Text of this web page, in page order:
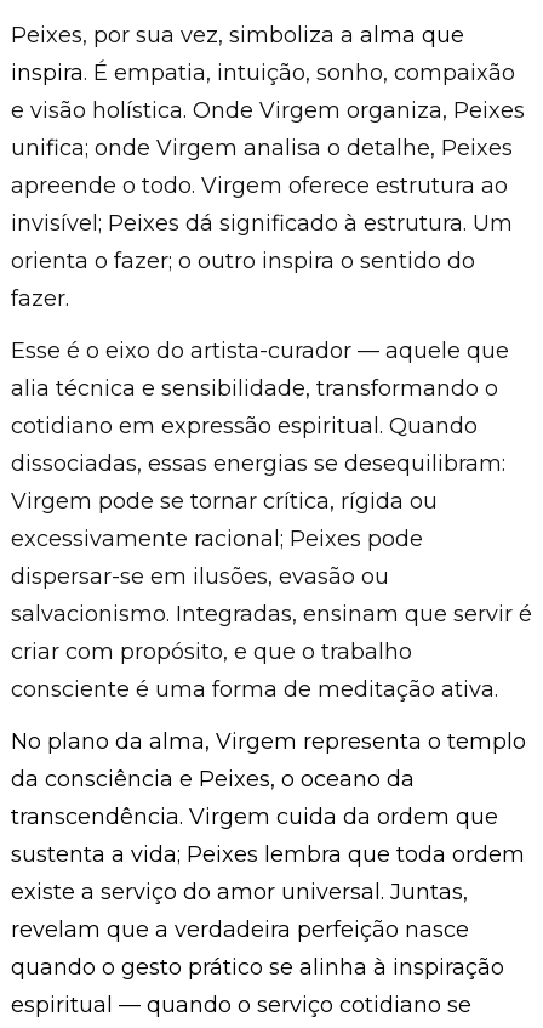
Peixes, por sua vez, simboliza a alma que
inspira. É empatia, intuição, sonho, compaixão
e visão holística. Onde Virgem organiza, Peixes
unifica; onde Virgem analisa o detalhe, Peixes
apreende o todo. Virgem oferece estrutura ao
invisível; Peixes dá significado à estrutura. Um
orienta o fazer; o outro inspira o sentido do
fazer.
Esse é o eixo do artista-curador — aquele que
alia técnica e sensibilidade, transformando o
cotidiano em expressão espiritual. Quando
dissociadas, essas energias se desequilibram:
Virgem pode se tornar crítica, rígida ou
excessivamente racional; Peixes pode
dispersar-se em ilusões, evasão ou
salvacionismo. Integradas, ensinam que servir é
criar com propósito, e que o trabalho
consciente é uma forma de meditação ativa.
No plano da alma, Virgem representa o templo
da consciência e Peixes, o oceano da
transcendência. Virgem cuida da ordem que
sustenta a vida; Peixes lembra que toda ordem
existe a serviço do amor universal. Juntas,
revelam que a verdadeira perfeição nasce
quando o gesto prático se alinha à inspiração
espiritual — quando o serviço cotidiano se